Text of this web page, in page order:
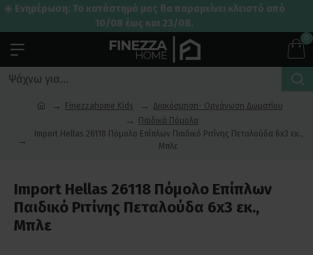
☀️ Ενημέρωση: Το κατάστημά μας θα παραμείνει κλειστό από
10/08 έως και 23/08.
0
Finezzahome Kids
Διακόσμηση- Οργάνωση Δωματίου
Παιδικά Πόμολα
Import Hellas 26118 Πόμολο Επίπλων Παιδικό Ριτίνης Πεταλούδα 6x3 εκ.,
Μπλε
Import Hellas 26118 Πόμολο Επίπλων
Παιδικό Ριτίνης Πεταλούδα 6x3 εκ.,
Μπλε